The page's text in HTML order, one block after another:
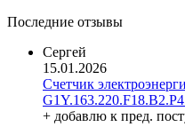
Hager (Германия)
Haupa (Германия)
HD Hyundai Electric
Hemstedt (Германия)
Horoz Electric (Турция)
Последние отзывы
Сергей
15.01.2026
Счетчик
+ добавлю к пред.